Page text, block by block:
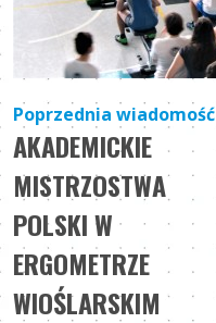
Nawigacja
wpisu
Poprzednia wiadomość
AKADEMICKIE
MISTRZOSTWA
POLSKI W
ERGOMETRZE
WIOŚLARSKIM